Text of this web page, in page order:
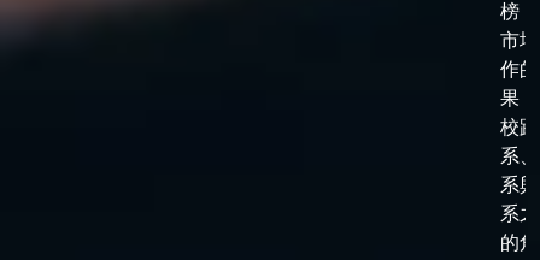
榜
市
作
果
校跟
系
系
系
的角